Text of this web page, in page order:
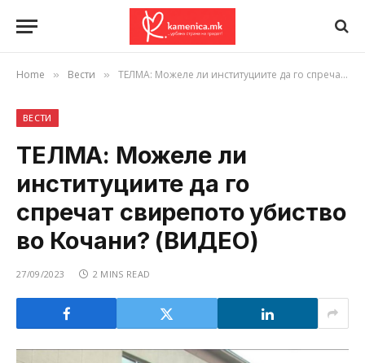
Home » Вести » ТЕЛМА: Можеле ли институциите да го спречат свирепото убиство во Кочани? (ВИДЕО)
ВЕСТИ
ТЕЛМА: Можеле ли
институциите да го
спречат свирепото убиство
во Кочани? (ВИДЕО)
27/09/2023 2 MINS READ